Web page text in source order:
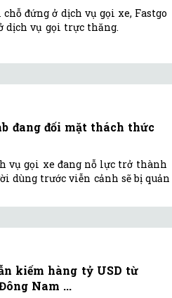
đứng ở dịch vụ gọi xe, Fastgo
dịch vụ gọi trực thăng.
đang đối mặt thách thức
vụ gọi xe đang nỗ lực trở thành
dùng trước viễn cảnh sẽ bị quản
kiếm hàng tỷ USD từ
Nam ...